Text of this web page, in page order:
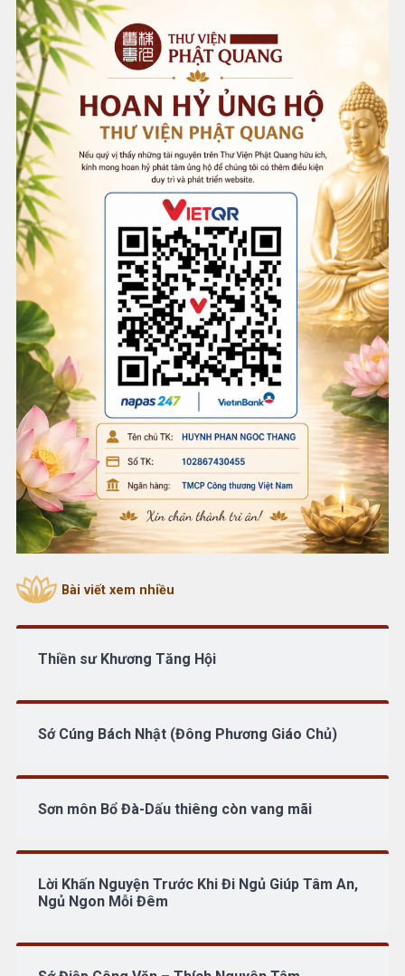
Bài viết xem nhiều
Thiền sư Khương Tăng Hội
Sớ Cúng Bách Nhật (Đông Phương Giáo Chủ)
Sơn môn Bổ Đà-Dấu thiêng còn vang mãi
Lời Khấn Nguyện Trước Khi Đi Ngủ Giúp Tâm An,
Ngủ Ngon Mỗi Đêm